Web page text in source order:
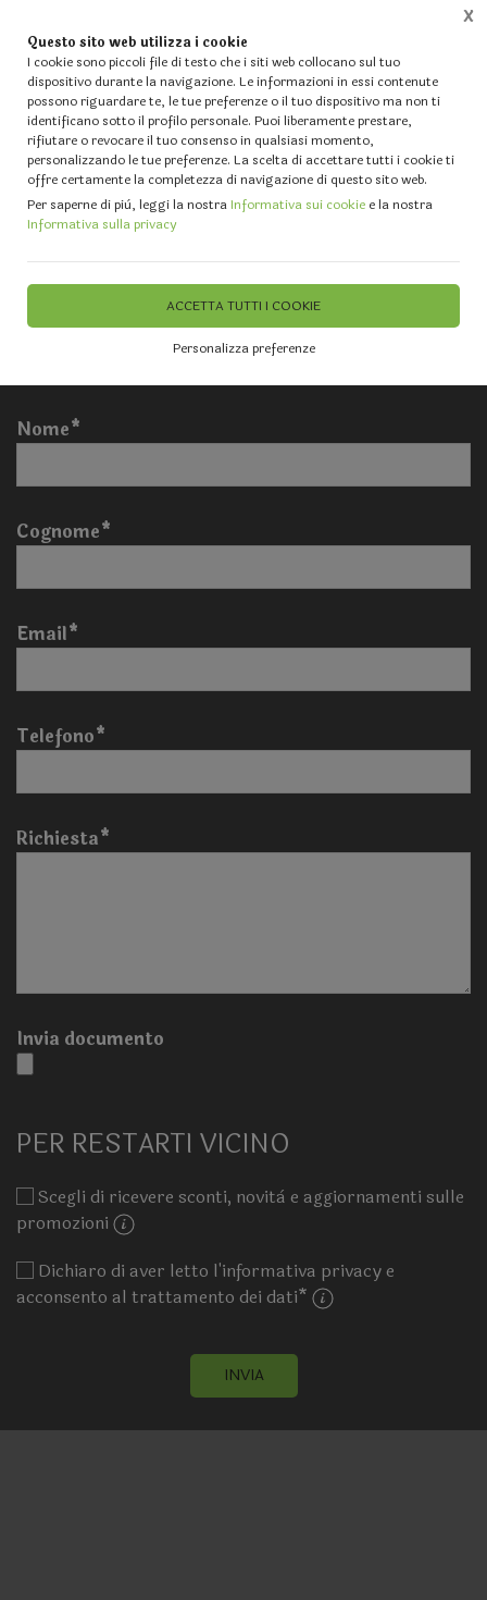
Questo sito web utilizza i cookie
I cookie sono piccoli file di testo che i siti web collocano sul tuo
dispositivo durante la navigazione. Le informazioni in essi contenute
possono riguardare te, le tue preferenze o il tuo dispositivo ma non ti
identificano sotto il profilo personale. Puoi liberamente prestare,
rifiutare o revocare il tuo consenso in qualsiasi momento,
personalizzando le tue preferenze. La scelta di accettare tutti i cookie ti
offre certamente la completezza di navigazione di questo sito web.
Per saperne di più, leggi la nostraInformativa sui cookie e la nostra
Informativa sulla privacy
ACCETTA TUTTI I COOKIE
Personalizza preferenze
X
Compila il form per essere
ricontattato
Per chiarimenti o richieste di altra natura invia la tua
mail a info@fiorissimastore.it
Nome*
Cognome*
Email*
Telefono*
Richiesta*
Invia documento
PER RESTARTI VICINO
Scegli di ricevere sconti, novità e aggiornamenti sulle
promozioni
Dichiaro di aver letto l'informativa privacy e
acconsento al trattamento dei dati*
INVIA